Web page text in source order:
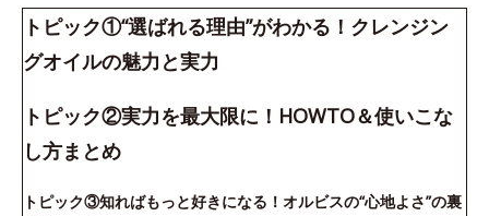
トピック①“選ばれる理由”がわかる！クレンジン
グオイルの魅力と実力
トピック②実力を最大限に！HOWTO＆使いこな
し方まとめ
トピック③知ればもっと好きになる！オルビスの“心地よさ”の裏